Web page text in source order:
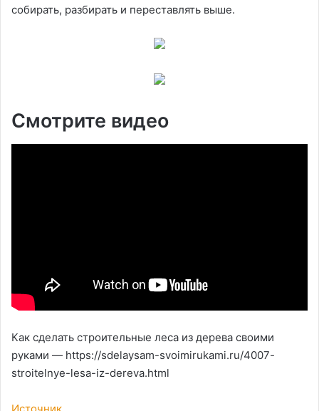
собирать, разбирать и переставлять выше.
Смотрите видео
Как сделать строительные леса из дерева своими
руками — https://sdelaysam-svoimirukami.ru/4007-
stroitelnye-lesa-iz-dereva.html
Источник